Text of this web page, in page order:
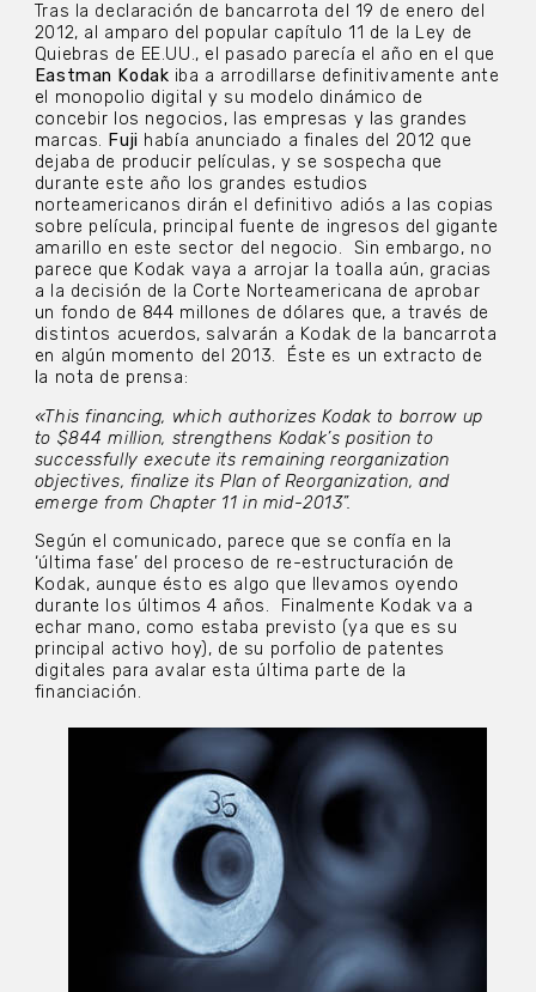
Tras la declaración de bancarrota del 19 de enero del
2012, al amparo del popular capítulo 11 de la Ley de
Quiebras de EE.UU., el pasado parecía el año en el que
Eastman Kodak iba a arrodillarse definitivamente ante
el monopolio digital y su modelo dinámico de
concebir los negocios, las empresas y las grandes
marcas. Fuji había anunciado a finales del 2012 que
dejaba de producir películas, y se sospecha que
durante este año los grandes estudios
norteamericanos dirán el definitivo adiós a las copias
sobre película, principal fuente de ingresos del gigante
amarillo en este sector del negocio. Sin embargo, no
parece que Kodak vaya a arrojar la toalla aún, gracias
a la decisión de la Corte Norteamericana de aprobar
un fondo de 844 millones de dólares que, a través de
distintos acuerdos, salvarán a Kodak de la bancarrota
en algún momento del 2013. Éste es un extracto de
la nota de prensa:
«This financing, which authorizes Kodak to borrow up
to $844 million, strengthens Kodak’s position to
successfully execute its remaining reorganization
objectives, finalize its Plan of Reorganization, and
emerge from Chapter 11 in mid-2013”.
Según el comunicado, parece que se confía en la
‘última fase’ del proceso de re-estructuración de
Kodak, aunque ésto es algo que llevamos oyendo
durante los últimos 4 años. Finalmente Kodak va a
echar mano, como estaba previsto (ya que es su
principal activo hoy), de su porfolio de patentes
digitales para avalar esta última parte de la
financiación.